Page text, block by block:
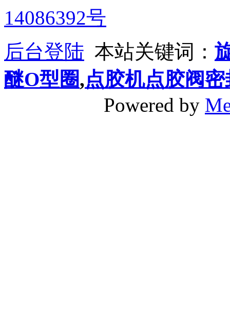
14086392号
后台登陆 本站关键词：
醚O型圈,点胶机点胶阀
Powered by